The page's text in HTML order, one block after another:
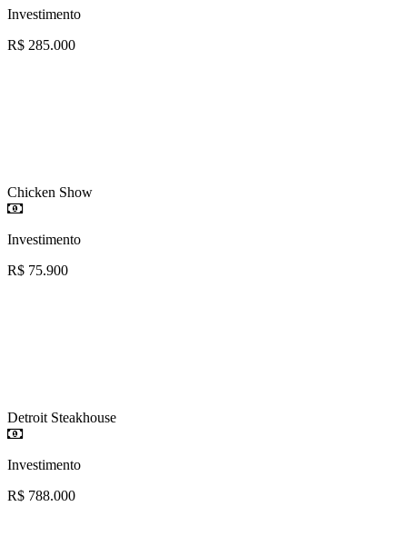
Investimento
R$ 285.000
Chicken Show
Investimento
R$ 75.900
Detroit Steakhouse
Investimento
R$ 788.000